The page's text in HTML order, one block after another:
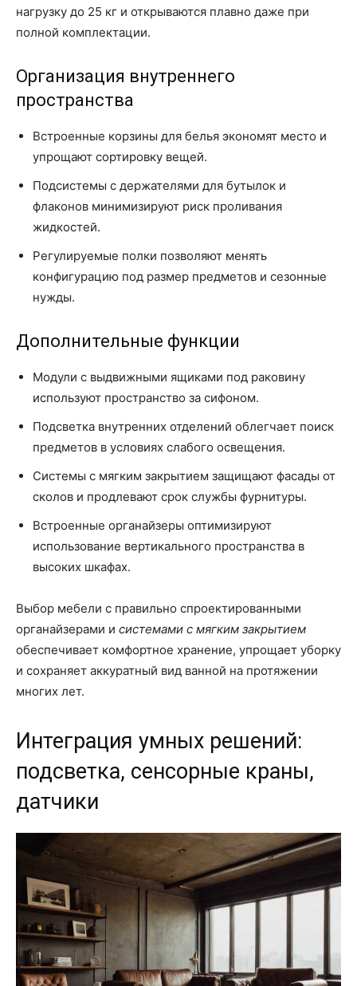
нагрузку до 25 кг и открываются плавно даже при
полной комплектации.
Организация внутреннего
пространства
Встроенные корзины для белья экономят место и
упрощают сортировку вещей.
Подсистемы с держателями для бутылок и
флаконов минимизируют риск проливания
жидкостей.
Регулируемые полки позволяют менять
конфигурацию под размер предметов и сезонные
нужды.
Дополнительные функции
Модули с выдвижными ящиками под раковину
используют пространство за сифоном.
Подсветка внутренних отделений облегчает поиск
предметов в условиях слабого освещения.
Системы с мягким закрытием защищают фасады от
сколов и продлевают срок службы фурнитуры.
Встроенные органайзеры оптимизируют
использование вертикального пространства в
высоких шкафах.
Выбор мебели с правильно спроектированными
органайзерами и системами с мягким закрытием
обеспечивает комфортное хранение, упрощает уборку
и сохраняет аккуратный вид ванной на протяжении
многих лет.
Интеграция умных решений:
подсветка, сенсорные краны,
датчики